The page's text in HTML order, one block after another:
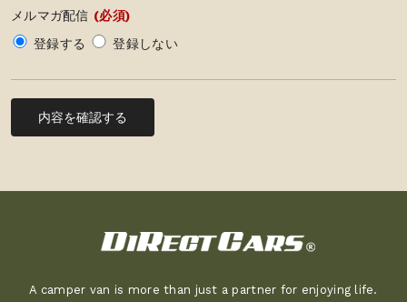
メルマガ配信 (必須)
登録する
登録しない
内容を確認する
A camper van is more than just a partner for enjoying life.